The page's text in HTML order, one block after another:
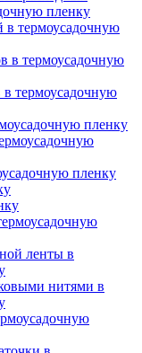
пленку
в термоусадочную
в термоусадочную
в термоусадочную
пленку
пленку
ленты в
нитями в